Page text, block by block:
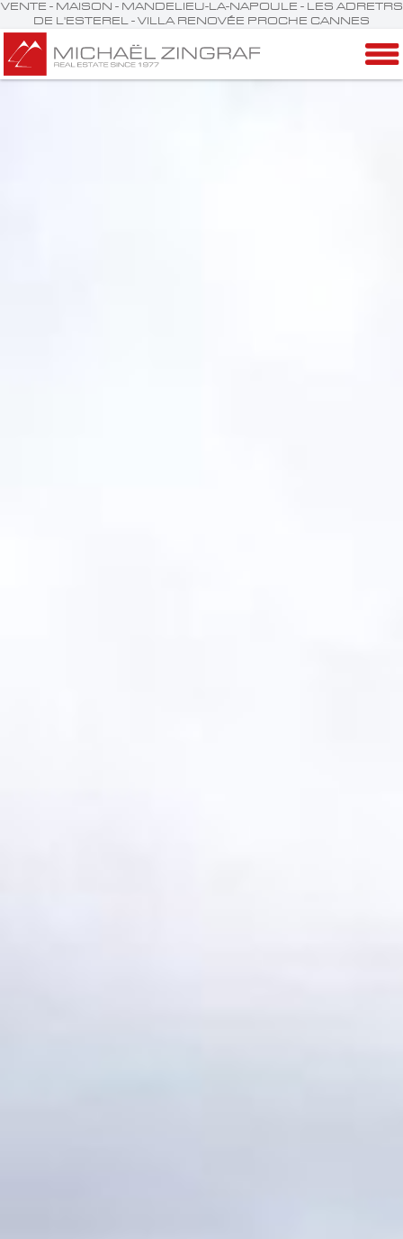
VENTE - MAISON - MANDELIEU-LA-NAPOULE - LES ADRETRS
DE L'ESTEREL - VILLA RENOVÉE PROCHE CANNES